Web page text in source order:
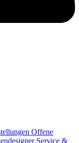
Offene
Service &